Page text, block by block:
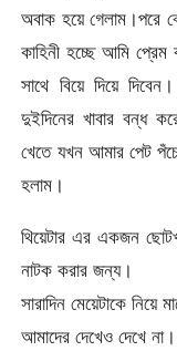
অবাক হয়ে গেলাম।পরে
কাহিনী হচ্ছে আমি
সাথে বিয়ে দিয়ে
দুইদিনের খাবার বন্ধ
খেতে যখন আমার পেট
হলাম।
থিয়েটার এর একজন
নাটক করার জন্য।
সারাদিন মেয়েটাকে নিয়ে
আমাদের দেখেও দেখে না।